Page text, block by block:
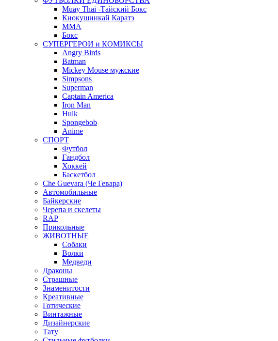
Muay Thai -Тайский Бокс
Киокушинкай Каратэ
MMA
Бокс
СУПЕРГЕРОИ и КОМИКСЫ
Angry Birds
Batman
Mickey Mouse мужские
Simpsons
Superman
Captain America
Iron Man
Hulk
Spongebob
Anime
СПОРТ
Футбол
Гандбол
Хоккей
Баскетбол
Che Guevara (Че Гевара)
Автомобильные
Байкерские
Черепа и скелеты
RAP
Прикольные
ЖИВОТНЫЕ
Собаки
Волки
Медведи
Драконы
Страшные
Знаменитости
Креативные
Готические
Винтажные
Дизайнерские
Тату